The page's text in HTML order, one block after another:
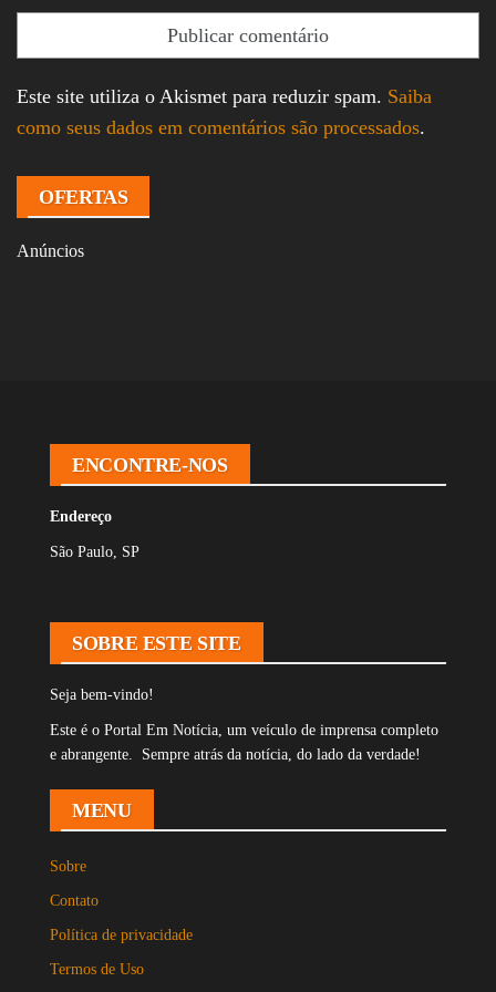
Este site utiliza o Akismet para reduzir spam. Saiba
como seus dados em comentários são processados.
OFERTAS
Anúncios
ENCONTRE-NOS
Endereço
São Paulo, SP
SOBRE ESTE SITE
Seja bem-vindo!
Este é o Portal Em Notícia, um veículo de imprensa completo
e abrangente. Sempre atrás da notícia, do lado da verdade!
MENU
Sobre
Contato
Política de privacidade
Termos de Uso